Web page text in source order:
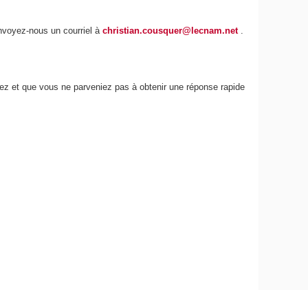
nous un courriel àchristian.cousquer@lecnam.net
et que vous ne parveniez pas à obtenir une réponse rapide